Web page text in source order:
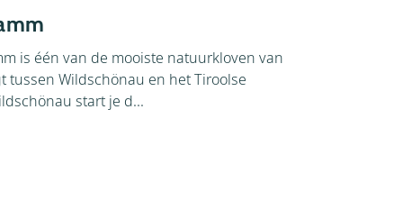
is één van de mooiste natuurkloven van
tussen Wildschönau en het Tiroolse
start je d...